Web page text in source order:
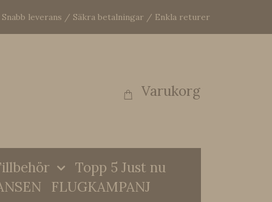
Snabb leverans / Säkra betalningar / Enkla returer
Varukorg
Topp 5 Just nu
FLUGKAMPANJ